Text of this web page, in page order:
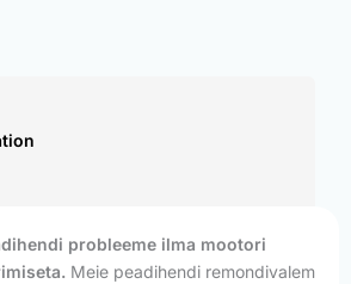
probleeme ilma mootori
Meie peadihendi remondivalem